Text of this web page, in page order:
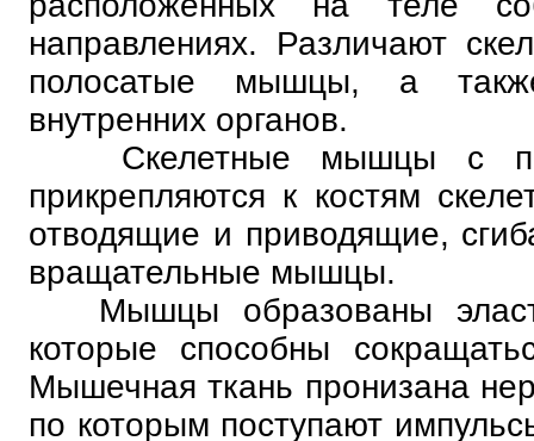
направлениях. Различают
полосатые мышцы, а
внутренних органов.
Скелетные мышцы с
прикрепляются к костям
отводящие и приводящие,
вращательные мышцы.
Мышцы образованы
которые способны
Мышечная ткань пронизана
по которым поступают